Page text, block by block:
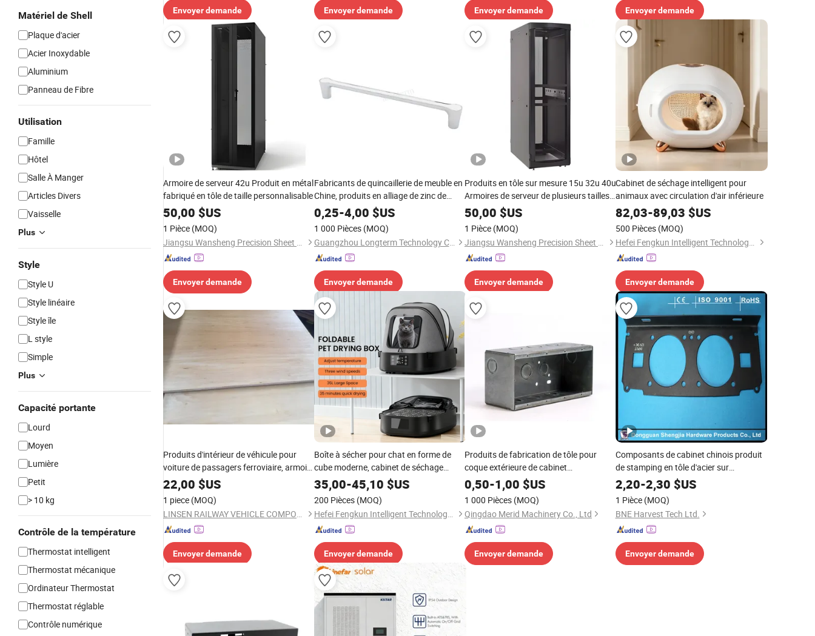
Matériel de Shell
Plaque d'acier
Acier Inoxydable
Aluminium
Panneau de Fibre
Utilisation
Famille
Hôtel
Salle À Manger
Articles Divers
Vaisselle
Plus
Style
Style U
Style linéaire
Style île
L style
Simple
Plus
Capacité portante
Lourd
Moyen
Lumière
Petit
> 10 kg
Contrôle de la température
Thermostat intelligent
Thermostat mécanique
Ordinateur Thermostat
Thermostat réglable
Contrôle numérique
Envoyer demande Envoyer demande Envoyer demande Envoyer demande
Armoire de serveur 42u Produit en métal
fabriqué en tôle de taille personnalisable
50,00 $US
1 Pièce (MOQ)
Jiangsu Wansheng Precision Sheet Metal Co., Ltd.
Envoyer demande
Fabricants de quincaillerie de meuble en
Chine, produits en alliage de zinc de
bonne qualité avec poignées
0,25-4,00 $US
1 000 Pièces (MOQ)
Guangzhou Longterm Technology Co.,Ltd.
Envoyer demande
Produits en tôle sur mesure 15u 32u 40u
Armoires de serveur de plusieurs tailles,
salles informatiques de centre de
données, armoires réseau avec verrou
électronique
50,00 $US
1 Pièce (MOQ)
Jiangsu Wansheng Precision Sheet Metal Co., Ltd.
Envoyer demande
Cabinet de séchage intelligent pour
animaux avec circulation d'air inférieure
82,03-89,03 $US
500 Pièces (MOQ)
Hefei Fengkun Intelligent Technology Co., Ltd
Envoyer demande
Produits d'intérieur de véhicule pour
voiture de passagers ferroviaire, armoire
de train et table à thé
22,00 $US
1 piece (MOQ)
LINSEN RAILWAY VEHICLE COMPONENTS CO., LTD.
Envoyer demande
Boîte à sécher pour chat en forme de
cube moderne, cabinet de séchage
pliable, solution pour animaux de
compagnie
35,00-45,10 $US
200 Pièces (MOQ)
Hefei Fengkun Intelligent Technology Co., Ltd
Envoyer demande
Produits de fabrication de tôle pour
coque extérieure de cabinet
personnalisé
0,50-1,00 $US
1 000 Pièces (MOQ)
Qingdao Merid Machinery Co., Ltd
Envoyer demande
Composants de cabinet chinois produit
de stamping en tôle d'acier sur
mesure/OEM
2,20-2,30 $US
1 Pièce (MOQ)
BNE Harvest Tech Ltd.
Envoyer demande